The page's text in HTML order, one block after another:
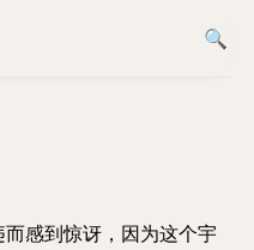
感到惊讶，因为这个宇